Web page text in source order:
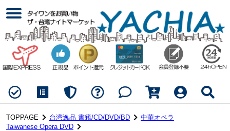
TOPPAGE 台湾逸品 書籍/CD/DVD/BD
中華オペラ
Taiwanese Opera DVD